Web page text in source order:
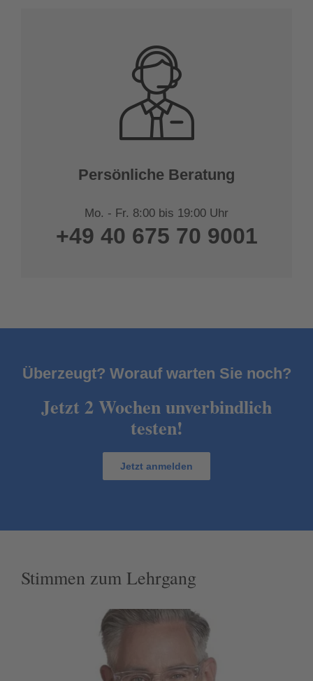
Persönliche Beratung
Mo. - Fr. 8:00 bis 19:00 Uhr
+49 40 675 70 9001
Unser Aktionsangebot unverbindlich
Überzeugt? Worauf warten Sie noch?
Jetzt 2 Wochen unverbindlich
testen!
Jetzt anmelden
Stimmen zum Lehrgang